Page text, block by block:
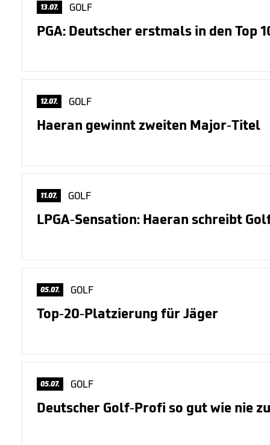
13.07. GOLF
PGA: Deutscher erstmals in den Top
12.07. GOLF
Haeran gewinnt zweiten Major-Titel
11.07. GOLF
LPGA-Sensation: Haeran schreibt
05.07. GOLF
Top-20-Platzierung für Jäger
05.07. GOLF
Deutscher Golf-Profi so gut wie nie